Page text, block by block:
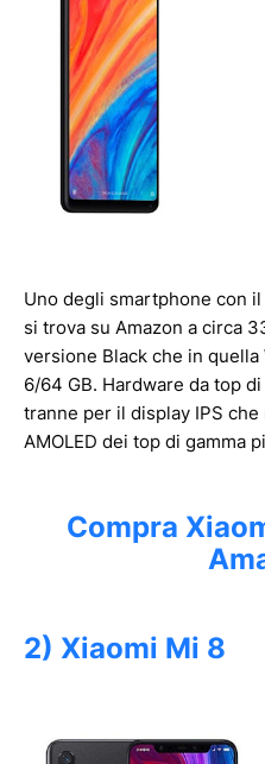
Uno degli smartphone con
si trova su Amazon a circa
versione Black che in
6/64 GB. Hardware da top
tranne per il display IPS
AMOLED dei top di gamma
Compra
2) Xiaomi Mi 8